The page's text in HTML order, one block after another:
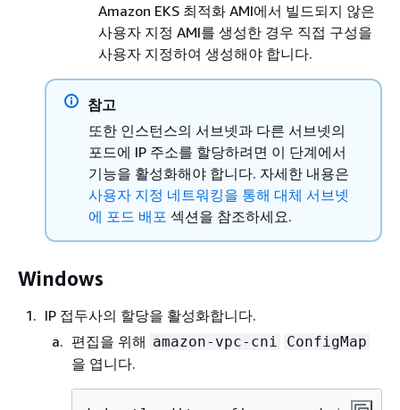
Amazon EKS 최적화 AMI에서 빌드되지 않은
사용자 지정 AMI를 생성한 경우 직접 구성을
사용자 지정하여 생성해야 합니다.
참고
또한 인스턴스의 서브넷과 다른 서브넷의
포드에 IP 주소를 할당하려면 이 단계에서
기능을 활성화해야 합니다. 자세한 내용은
사용자 지정 네트워킹을 통해 대체 서브넷
에 포드 배포 섹션을 참조하세요.
Windows
IP 접두사의 할당을 활성화합니다.
편집을 위해 amazon-vpc-cni ConfigMap
을 엽니다.